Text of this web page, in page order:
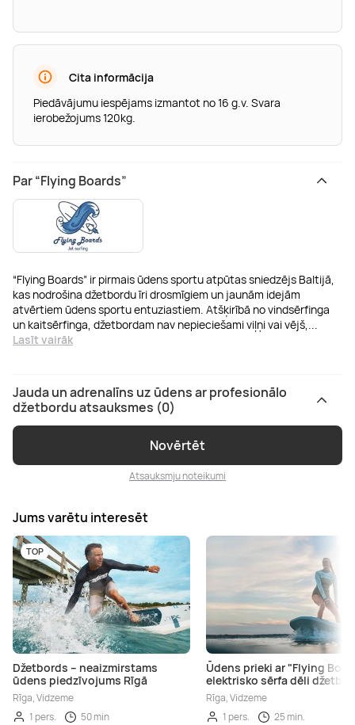
Cita informācija
Piedāvājumu iespējams izmantot no 16 g.v. Svara
ierobežojums 120kg.
Par “Flying Boards”
“Flying Boards” ir pirmais ūdens sportu atpūtas sniedzējs Baltijā,
kas nodrošina džetbordu īri drosmīgiem un jaunām idejām
atvērtiem ūdens sportu entuziastiem. Atšķirībā no vindsērfinga
un kaitsērfinga, džetbordam nav nepieciešami viļņi vai vējš,...
Lasīt vairāk
Jauda un adrenalīns uz ūdens ar profesionālo
džetbordu atsauksmes (0)
Novērtēt
Atsauksmju noteikumi
Jums varētu interesēt
TOP
Džetbords – neaizmirstams
ūdens piedzīvojums Rīgā
Rīga, Vidzeme
1 pers.
50 min
Ūdens prieki ar "Flying
elektrisko sērfa dēli
Rīga, Vidzeme
1 pers.
25 min.